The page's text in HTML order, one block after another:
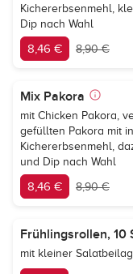
Kichererbsenmehl,
Dip nach Wahl
8,46 € 8,90 €
Mix Pakora
mit Chicken Pakora,
gefüllten Pakora mit
Kichererbsenmehl,
und Dip nach Wahl
8,46 € 8,90 €
Frühlingsrollen, 10
mit kleiner